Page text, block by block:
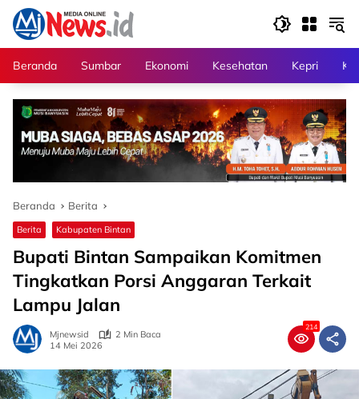
Langsung
konten
Beranda
Sumbar Ekonomi Kesehatan Kepri
Beranda Berita
Berita Kabupaten Bintan
Bupati Bintan Sampaikan Komitmen
Tingkatkan Porsi Anggaran Terkait
Lampu Jalan
Mjnewsid
2 Min Baca
14 Mei 2026
214